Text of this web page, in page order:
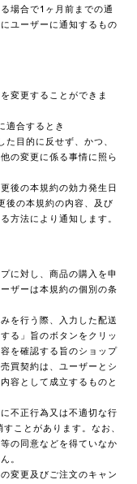
場合で1ヶ月前までの通
ユーザーに通知するもの
変更することができま
適合するとき
目的に反せず、かつ、
の変更に係る事情に照ら
後の本規約の効力発生日
後の本規約の内容、及び
方法により通知します。
に対し、商品の購入を申
ザーは本規約の個別の条
を行う際、入力した配送
る」旨のボタンをクリッ
を確認する旨のショップ
買契約は、ユーザーとシ
容として成立するものと
不正行為又は不適切な行
ことがあります。なお、
の同意などを得ていなか
。
変更及びご注文のキャン